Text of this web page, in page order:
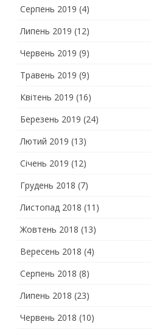
Серпень 2019 (4)
Липень 2019 (12)
Червень 2019 (9)
Травень 2019 (9)
Квітень 2019 (16)
Березень 2019 (24)
Лютий 2019 (13)
Січень 2019 (12)
Грудень 2018 (7)
Листопад 2018 (11)
Жовтень 2018 (13)
Вересень 2018 (4)
Серпень 2018 (8)
Липень 2018 (23)
Червень 2018 (10)